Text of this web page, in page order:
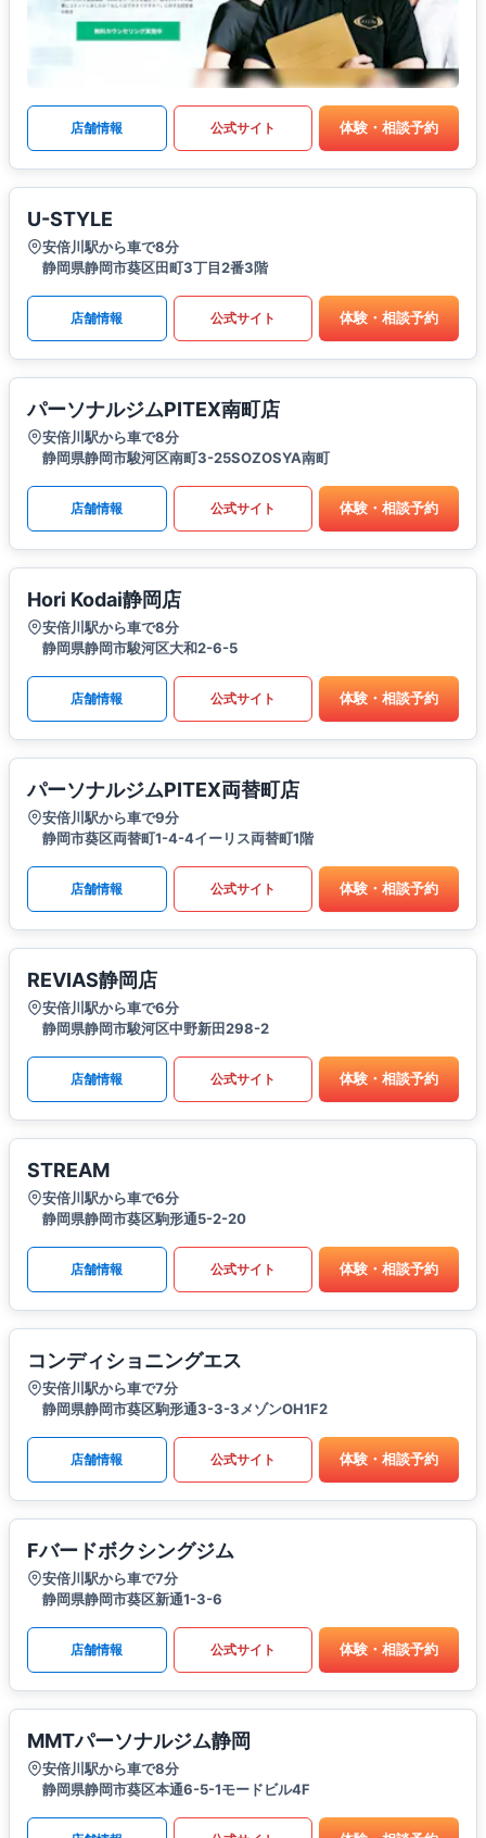
店舗情報 公式サイト 体験・相談予約
U-STYLE
安倍川駅から車で8分
静岡県静岡市葵区田町3丁目2番3階
店舗情報 公式サイト 体験・相談予約
パーソナルジムPITEX南町店
安倍川駅から車で8分
静岡県静岡市駿河区南町3-25SOZOSYA南町
店舗情報 公式サイト 体験・相談予約
Hori Kodai静岡店
安倍川駅から車で8分
静岡県静岡市駿河区大和2-6-5
店舗情報 公式サイト 体験・相談予約
パーソナルジムPITEX両替町店
安倍川駅から車で9分
静岡市葵区両替町1-4-4イーリス両替町1階
店舗情報 公式サイト 体験・相談予約
REVIAS静岡店
安倍川駅から車で6分
静岡県静岡市駿河区中野新田298-2
店舗情報 公式サイト 体験・相談予約
STREAM
安倍川駅から車で6分
静岡県静岡市葵区駒形通5-2-20
店舗情報 公式サイト 体験・相談予約
コンディショニングエス
安倍川駅から車で7分
静岡県静岡市葵区駒形通3-3-3メゾンOH1F2
店舗情報 公式サイト 体験・相談予約
Fバードボクシングジム
安倍川駅から車で7分
静岡県静岡市葵区新通1-3-6
店舗情報 公式サイト 体験・相談予約
MMTパーソナルジム静岡
安倍川駅から車で8分
静岡県静岡市葵区本通6-5-1モードビル4F